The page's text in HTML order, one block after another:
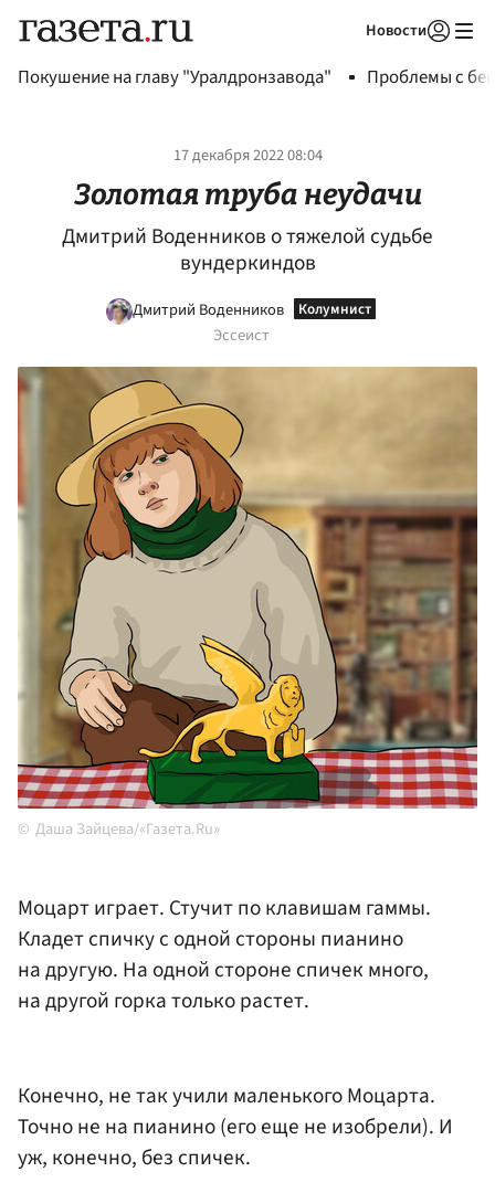
Новости
Покушение на главу "Уралдронзавода" Проблемы с
17 декабря 2022 08:04
Золотая труба неудачи
Дмитрий Воденников о тяжелой судьбе
вундеркиндов
Дмитрий Воденников
Эссеист
Даша Зайцева/«Газета.Ru»
Моцарт играет. Стучит по клавишам гаммы.
Кладет спичку с одной стороны пианино
на другую. На одной стороне спичек много,
на другой горка только растет.
Конечно, не так учили маленького Моцарта.
Точно не на пианино (его еще не изобрели). И
уж, конечно, без спичек.